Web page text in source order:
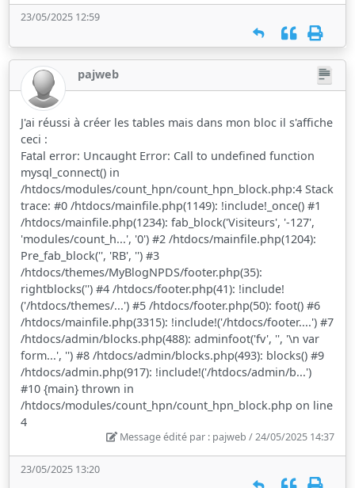
23/05/2025 12:59
pajweb
J'ai réussi à créer les tables mais dans mon bloc il s'affiche
ceci :
Fatal error: Uncaught Error: Call to undefined function
mysql_connect() in
/htdocs/modules/count_hpn/count_hpn_block.php:4 Stack
trace: #0 /htdocs/mainfile.php(1149): !include!_once() #1
/htdocs/mainfile.php(1234): fab_block('Visiteurs', '-127',
'modules/count_h...', '0') #2 /htdocs/mainfile.php(1204):
Pre_fab_block('', 'RB', '') #3
/htdocs/themes/MyBlogNPDS/footer.php(35):
rightblocks('') #4 /htdocs/footer.php(41): !include!
('/htdocs/themes/...') #5 /htdocs/footer.php(50): foot() #6
/htdocs/mainfile.php(3315): !include!('/htdocs/footer....') #7
/htdocs/admin/blocks.php(488): adminfoot('fv', '', '\n var
form...', '') #8 /htdocs/admin/blocks.php(493): blocks() #9
/htdocs/admin.php(917): !include!('/htdocs/admin/b...')
#10 {main} thrown in
/htdocs/modules/count_hpn/count_hpn_block.php on line
4
Message édité par : pajweb / 24/05/2025 14:37
23/05/2025 13:20